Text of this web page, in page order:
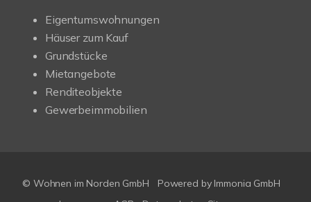
Eigentumswohnungen
Häuser zum Kauf
Grundstücke
Mietangebote
Renditeobjekte
Gewerbeimmobilien
© Wohnen im Norden GmbH Powered by Immonia GmbH